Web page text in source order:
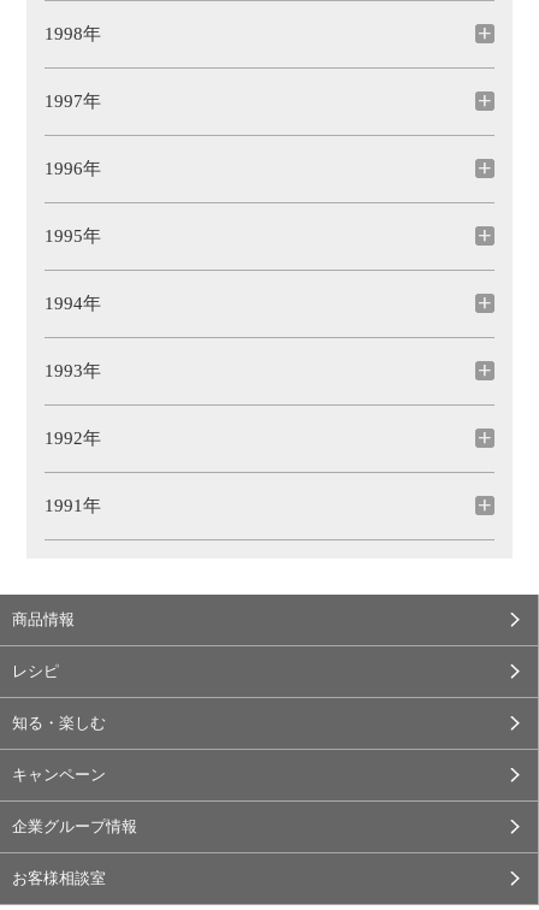
1998年
1997年
1996年
1995年
1994年
1993年
1992年
1991年
商品情報
レシピ
知る・楽しむ
キャンペーン
企業グループ情報
お客様相談室